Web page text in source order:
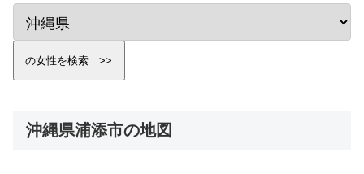
沖縄県浦添市の地図